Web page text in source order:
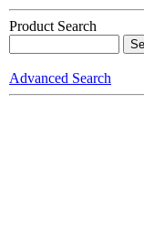
Product Search
Advanced Search